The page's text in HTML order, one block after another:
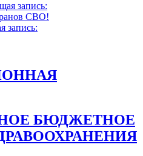
запись:
СВО!
запись:
БЮДЖЕТНОЕ